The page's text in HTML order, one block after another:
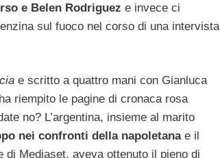
e Belen Rodriguez e invece ci
sul fuoco nel corso di una intervista
e scritto a quattro mani con Gianluca
riempito le pagine di cronaca rosa
no? L’argentina, insieme al marito
nei confronti della napoletana e il
Mediaset, aveva ottenuto il pieno di